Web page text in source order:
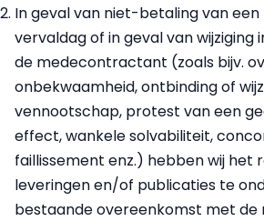
In geval van niet-betaling van
vervaldag of in geval van wijziging
de medecontractant (zoals bijv.
onbekwaamheid, ontbinding of
vennootschap, protest van een
effect, wankele solvabiliteit,
faillissement enz.) hebben wij het
leveringen en/of publicaties te
bestaande overeenkomst met